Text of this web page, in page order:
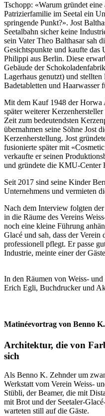
Tschopp: «Warum gründet eine
Patrizierfamilie im Seetal ein
springende Punkt?». Jost
Seetalbahn sicher keine
sein Vater Theo Balthasar sah
Gesichtspunkte und kaufte das
Philippi aus Berlin. Diese
Gebäude der
Lagerhaus genutzt) und
Badetabletten und Haarwasser
Mit dem Kauf 1948 der Horwa
später weiterer
Zeit zum bedeutendsten
übernahmen seine Söhne Jost
Kerzenherstellung. Jost
fusionierte später mit
verkaufte er seinen
und gründete die KMU-Center
Seit 2017 sind seine Kinder
Unternehmens und vermieten
Nach dem Interview folgten
in die Räume des Vereins
noch eine kleine Führung
Glacé und sah, dass der Verein
professionell pflegt. Er passe
Industrie, meinte einer der
In den Räumen von Weiss-
Erich Egli, Buchdrucker und
Matinéevortrag von Benno
Architektur, die von
sich
Als Benno K. Zehnder um
Werkstatt vom Verein Weiss-
Stübli, der Beamer, die mit
mit Brot und der Seetaler-
warteten still auf die Gäste.